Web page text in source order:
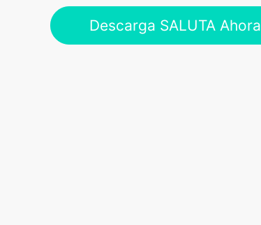
Descarga SALUTA Ahora